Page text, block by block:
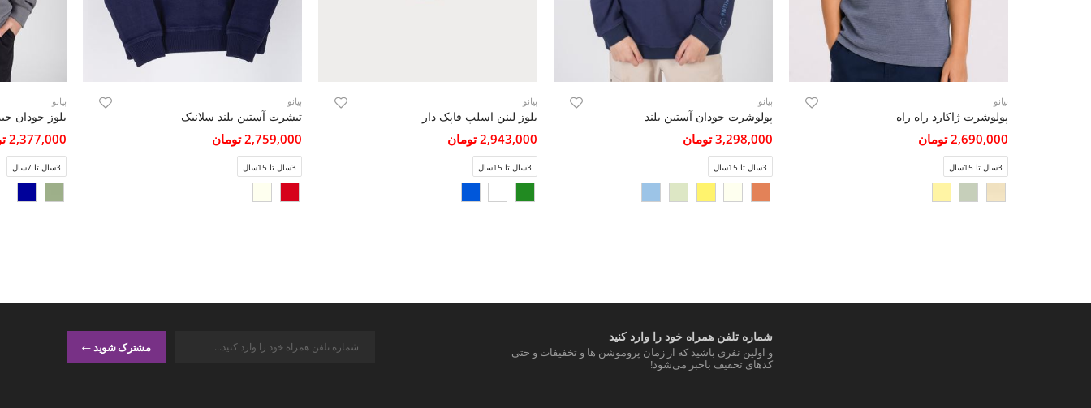
پیانو
پولوشرت ژاکارد راه راه
2,690,000 تومان
3سال تا 15سال
پیانو
پولوشرت جودان آستین بلند
3,298,000 تومان
3سال تا 15سال
پیانو
بلوز لینن اسلپ قاپک دار
2,943,000 تومان
3سال تا 15سال
پیانو
تیشرت آستین بلند سلانیک
2,759,000 تومان
3سال تا 15سال
پیانو
بلوز جودان
2,377,000 تومان
3سال تا 7سال
شماره تلفن همراه خود را وارد کنید
و اولین نفری باشید که از زمان پروموشن ها و تخفیفات و حتی
کدهای تخفیف باخبر می‌شود!
مشترک شوید